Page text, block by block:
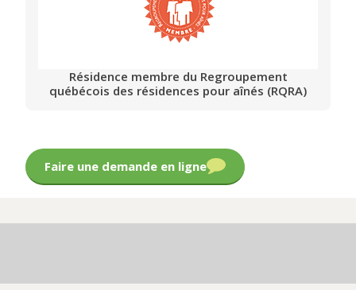
Résidence membre du Regroupement
québécois des résidences pour aînés (RQRA)
Faire une demande en ligne